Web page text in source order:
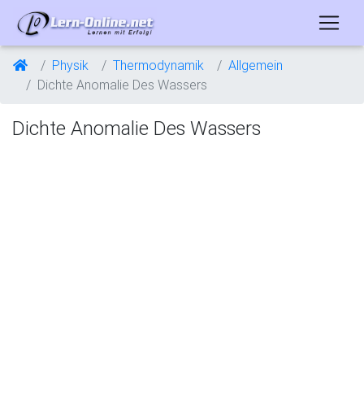
Physik Thermodynamik
Allgemein
Dichte Anomalie Des Wassers
Dichte Anomalie Des Wassers